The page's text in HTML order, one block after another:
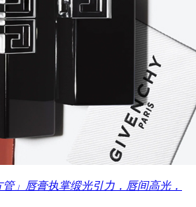
」唇膏执掌缎光引力，唇间高光，